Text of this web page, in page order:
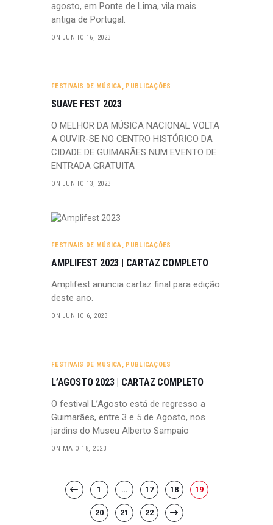
agosto, em Ponte de Lima, vila mais
antiga de Portugal.
ON JUNHO 16, 2023
FESTIVAIS DE MÚSICA, PUBLICAÇÕES
SUAVE FEST 2023
O MELHOR DA MÚSICA NACIONAL VOLTA
A OUVIR-SE NO CENTRO HISTÓRICO DA
CIDADE DE GUIMARÃES NUM EVENTO DE
ENTRADA GRATUITA
ON JUNHO 13, 2023
FESTIVAIS DE MÚSICA, PUBLICAÇÕES
AMPLIFEST 2023 | CARTAZ COMPLETO
Amplifest anuncia cartaz final para edição
deste ano.
ON JUNHO 6, 2023
FESTIVAIS DE MÚSICA, PUBLICAÇÕES
L’AGOSTO 2023 | CARTAZ COMPLETO
O festival L’Agosto está de regresso a
Guimarães, entre 3 e 5 de Agosto, nos
jardins do Museu Alberto Sampaio
ON MAIO 18, 2023
PAGINAÇÃO
DOS
CONTEÚDOS
<
PAGE
1 … PAGE
17 PAGE
18 PAGE
19
PAGE
20 PAGE
21 PAGE
22